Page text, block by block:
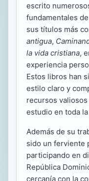
escrito
fundamentales
sus títulos más
antigua,
la vida cristiana,
experiencia
Estos libros han
estilo claro y
recursos
estudio en toda
Además de su
sido un ferviente
participando en
República
cercanía con la